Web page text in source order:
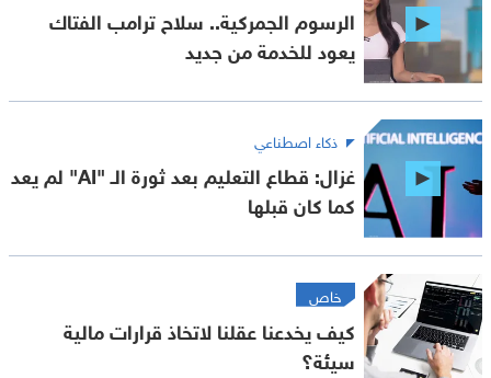
الرسوم الجمركية.. سلاح ترامب الفتاك
يعود للخدمة من جديد
ذكاء اصطناعي
غزال: قطاع التعليم بعد ثورة الـ "AI" لم يعد
كما كان قبلها
خاص
كيف يخدعنا عقلنا لاتخاذ قرارات مالية
سيئة؟